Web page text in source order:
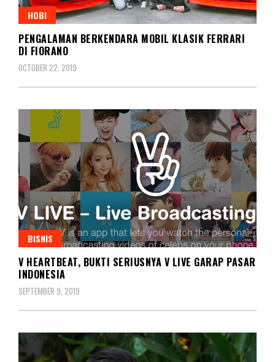
HOBI
PENGALAMAN BERKENDARA MOBIL KLASIK FERRARI
DI FIORANO
OCTOBER 22, 2019
BISNIS
V HEARTBEAT, BUKTI SERIUSNYA V LIVE GARAP PASAR
INDONESIA
SEPTEMBER 9, 2019